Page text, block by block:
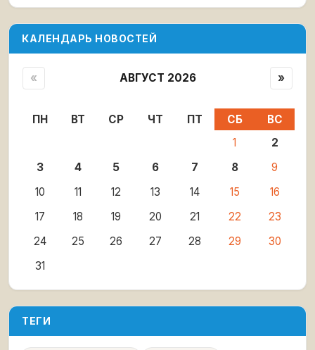
КАЛЕНДАРЬ НОВОСТЕЙ
« АВГУСТ 2026 »
ПН ВТ СР ЧТ ПТ СБ
ВС
1
2
3
4 5 6 7 8
9
10
11 12 13 14 15
16
17
18 19 20 21 22
23
24
25 26 27 28 29
30
31
ТЕГИ